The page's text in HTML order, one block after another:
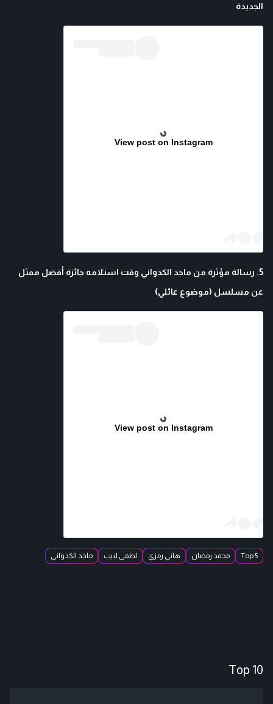
الجديدة
View post on Instagram
5. رسالة مؤثرة من ماجد الكدواني وقت استلامه جائزة أفضل ممثل
عن مسلسل (موضوع عائلي)
View post on Instagram
Top 5 محمد رمضان هاني رمزي لطفي لبيب ماجد الكدواني
Top 10